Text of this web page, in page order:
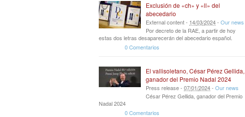
Exclusión de «ch» y «ll» del
abecedario
External content - 14/03/2024- Our news
Por decreto de la RAE, a partir de hoy
estas dos letras desaparecerán del abecedario español.
0 Comentarios
El vallisoletano, César Pérez Gellida,
ganador del Premio Nadal 2024
Press release - 07/01/2024- Our news
César Pérez Gellida, ganador del Premio
Nadal 2024
0 Comentarios